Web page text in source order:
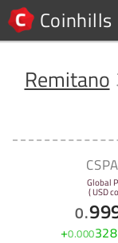
Coinhills
Remitano
Global
( USD
0.
+0.000